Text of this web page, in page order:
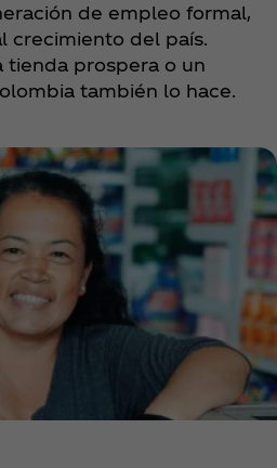
de empleo formal,
crecimiento del país.
tienda prospera o un
también lo hace.​